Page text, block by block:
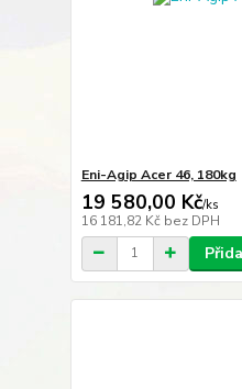
Eni-Agip Acer 46, 180kg
19 580,00 Kč/ks
16 181,82 Kč bez DPH